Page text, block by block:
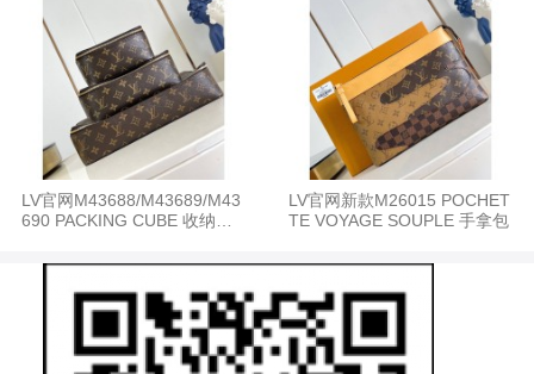
LV官网M43688/M43689/M43
690 PACKING CUBE 收纳包
LV官网新款M26015 POCHET
TE VOYAGE SOUPLE 手拿包